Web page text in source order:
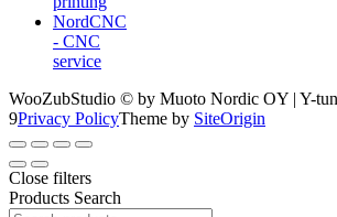
NordCNC
- CNC
service
WooZubStudio © by Muoto Nordic OY | Y-
9Privacy PolicyTheme by SiteOrigin
Close filters
Products Search